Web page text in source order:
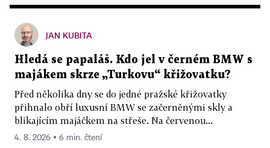
JAN KUBITA
Hledá se papaláš. Kdo jel v černém BMW s
majákem skrze „Turkovu“ křižovatku?
Před několika dny se do jedné pražské křižovatky
přihnalo obří luxusní BMW se začerněnými skly a
blikajícím majáčkem na střeše. Na červenou...
4. 8. 2026 ▪ 6 min. čtení